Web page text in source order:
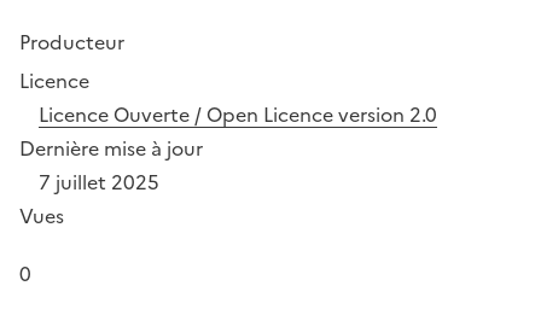
Producteur
Licence
Licence Ouverte / Open Licence version 2.0
Dernière mise à jour
7 juillet 2025
Vues
0